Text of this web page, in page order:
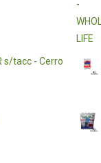
s/tacc - Cerro